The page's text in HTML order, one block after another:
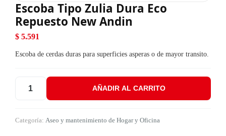
Escoba Tipo Zulia Dura Eco
Repuesto New Andin
$5.591
Escoba de cerdas duras para superficies asperas o de mayor transito.
Escoba Tipo Zulia Dura Eco Repuesto New Andin cantidad
AÑADIR AL CARRITO
Categoría: Aseo y mantenimiento de Hogar y Oficina